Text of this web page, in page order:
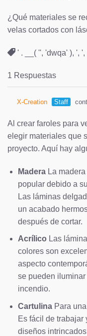
¿Qué materiales se
velas cortados con
' . __( '', 'dwqa' ), ', ',
1 Respuestas
X-Creation Staff
Al crear faroles para
elegir materiales que
proyecto. Aquí hay
MaderaLa madera
popular debido a
Las láminas
un acabado
después de cortar.
Acrílico Las
colores son
aspecto
se pueden
incendio.
CartulinaPara una
Es fácil de trabajar
diseños